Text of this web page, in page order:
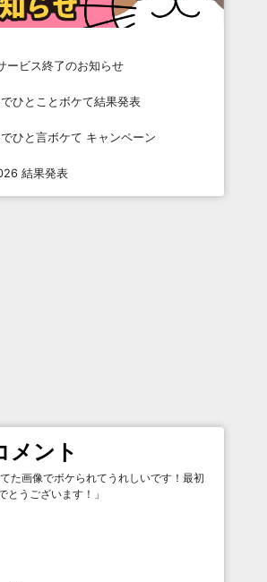
ービス終了のお知らせ
ひとことボケて結果発表
ひと言ボケて キャンペーン
結果発表
メント
た画像でボケられてうれしいです！最初
とうございます！ 」